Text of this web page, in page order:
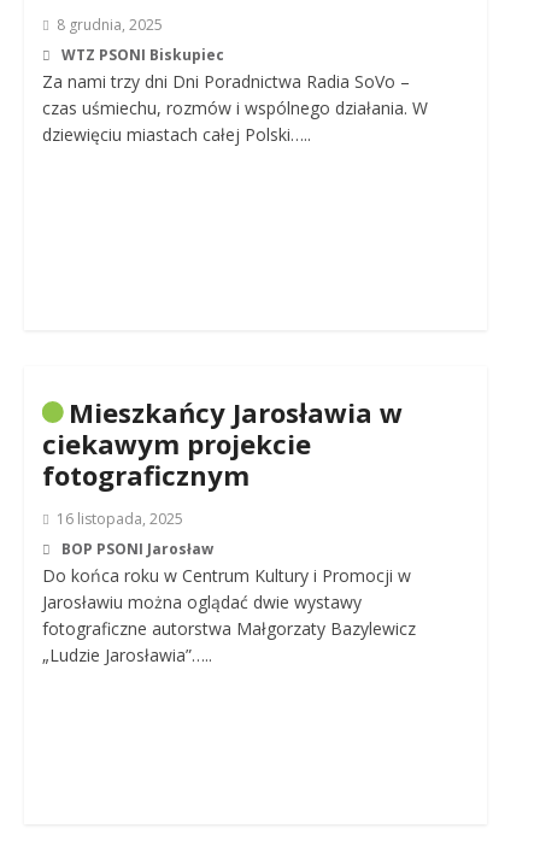
8 grudnia, 2025
WTZ PSONI Biskupiec
Za nami trzy dni Dni Poradnictwa Radia SoVo –
czas uśmiechu, rozmów i wspólnego działania. W
dziewięciu miastach całej Polski…..
Mieszkańcy Jarosławia w
ciekawym projekcie
fotograficznym
16 listopada, 2025
BOP PSONI Jarosław
Do końca roku w Centrum Kultury i Promocji w
Jarosławiu można oglądać dwie wystawy
fotograficzne autorstwa Małgorzaty Bazylewicz
„Ludzie Jarosławia”…..